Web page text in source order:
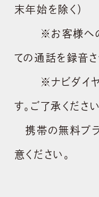
末年始を除く）
※お客様への
ての通話を録音さ
※ナビダイヤ
す。ご了承ください
携帯の無料プラ
意ください。